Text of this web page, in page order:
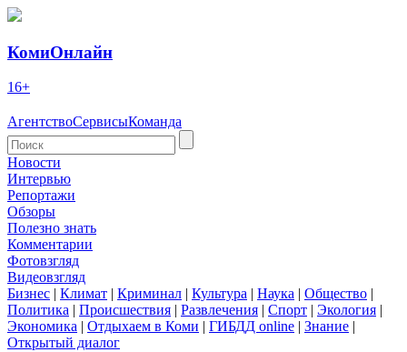
КомиОнлайн
16+
АгентствоСервисыКоманда
Новости
Интервью
Репортажи
Обзоры
Полезно знать
Комментарии
Фотовзгляд
Видеовзгляд
Бизнес | Климат | Криминал | Культура | Наука | Общество |
Политика | Происшествия | Развлечения | Спорт | Экология |
Экономика | Отдыхаем в Коми | ГИБДД online | Знание |
Открытый диалог